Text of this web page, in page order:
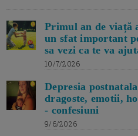
Primul an de viață
un sfat important
sa vezi ca te va
10/7/2026
Depresia
dragoste, emotii,
- confesiuni
9/6/2026